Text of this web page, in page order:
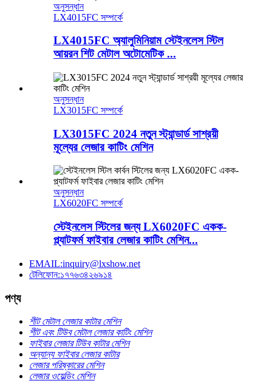
অনুসন্ধান
LX4015FC সম্পর্কে
LX4015FC অ্যালুমিনিয়াম স্টেইনলেস স্টিল
আয়রন শিট মেটাল অটোমেটিক ...
অনুসন্ধান
LX3015FC সম্পর্কে
LX3015FC 2024 নতুন স্ট্যান্ডার্ড সাশ্রয়ী
মূল্যের লেজার কাটিং মেশিন
অনুসন্ধান
LX6020FC সম্পর্কে
স্টেইনলেস স্টিলের জন্য LX6020FC একক-
প্ল্যাটফর্ম ফাইবার লেজার কাটিং মেশিন...
EMAIL:inquiry@lxshow.net
টেলিফোন:১৭৭৬৩৪২৬৯১৪
পণ্য
শীট মেটাল লেজার কাটার মেশিন
শীট এবং টিউব মেটাল লেজার কাটিং মেশিন
ফাইবার লেজার টিউব কাটার মেশিন
অন্যান্য ফাইবার লেজার কাটার
লেজার পরিষ্কারের মেশিন
লেজার ওয়েল্ডিং মেশিন